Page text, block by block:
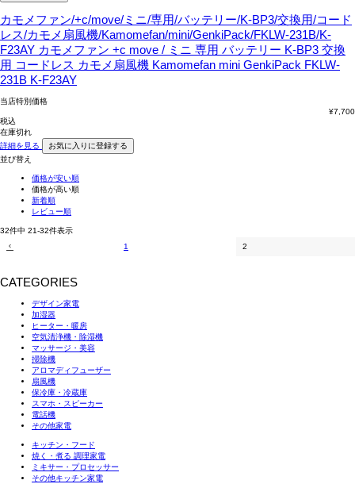
カモメファン/+c/move/ミニ/専用/バッテリー/K-BP3/交換用/コード
レス/カモメ扇風機/Kamomefan/mini/GenkiPack/FKLW-231B/K-
F23AY カモメファン +c move / ミニ 専用 バッテリー K-BP3 交換
用 コードレス カモメ扇風機 Kamomefan mini GenkiPack FKLW-
231B K-F23AY
当店特別価格
¥7,700
税込
在庫切れ
詳細を見る
お気に入りに登録する
並び替え
価格が安い順
価格が高い順
新着順
レビュー順
32件中 21-32件表示
1
2
CATEGORIES
デザイン家電
加湿器
ヒーター・暖房
空気清浄機・除湿機
マッサージ・美容
掃除機
アロマディフューザー
扇風機
保冷庫・冷蔵庫
スマホ・スピーカー
電話機
その他家電
キッチン・フード
焼く・煮る 調理家電
ミキサー・プロセッサー
その他キッチン家電